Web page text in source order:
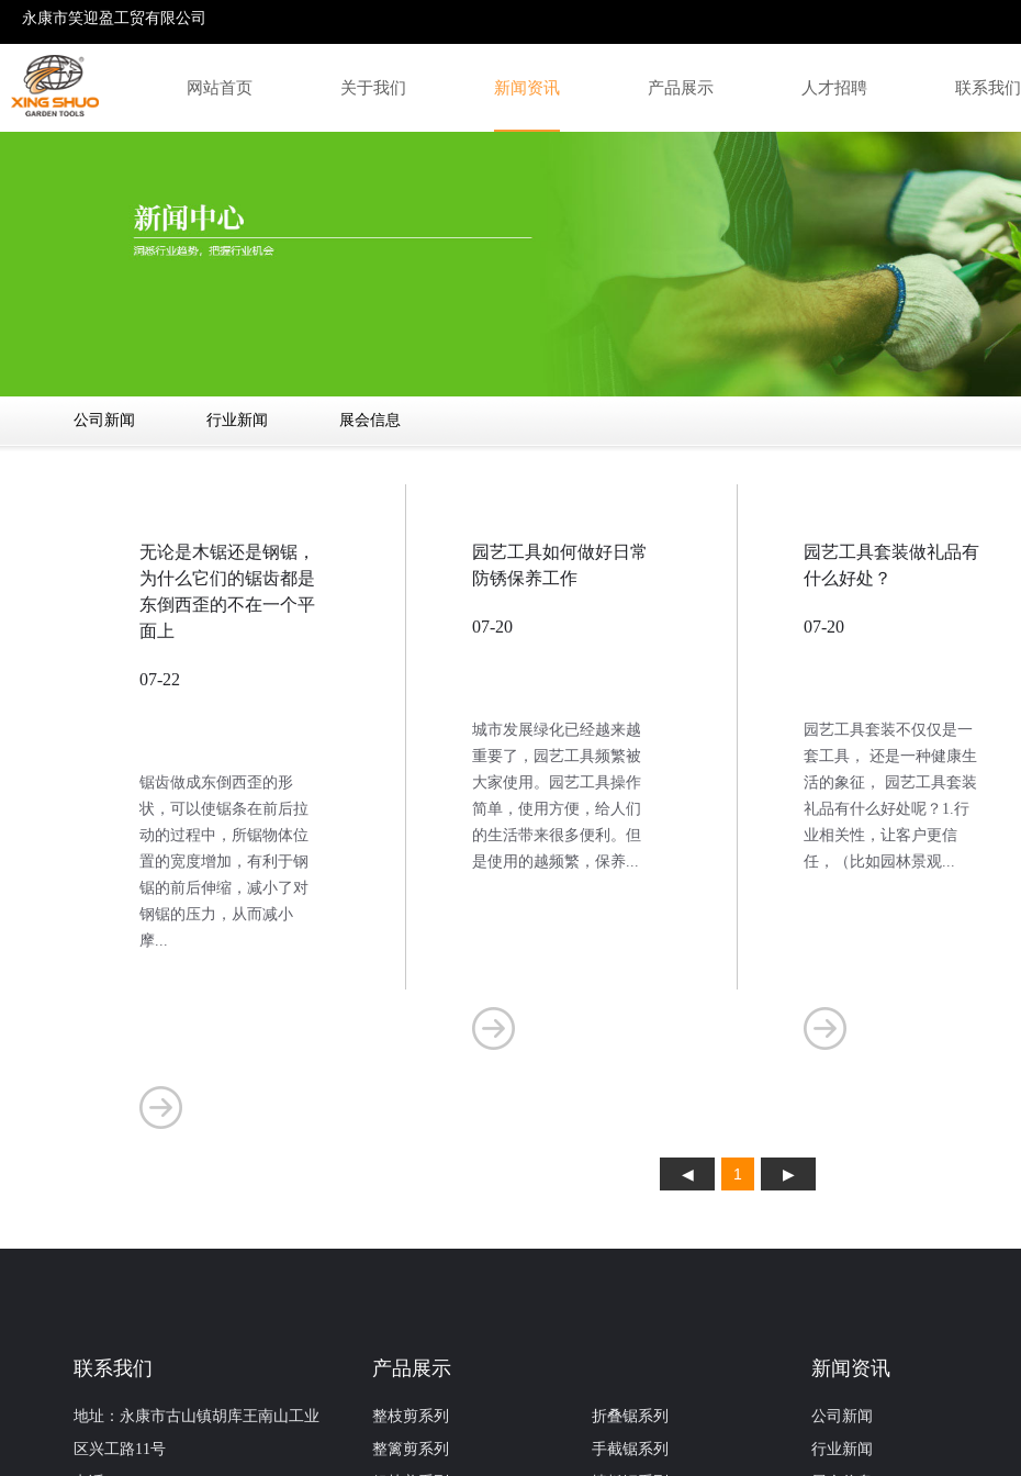
永康市笑迎盈工贸有限公司
网站首页 关于我们 新闻资讯 产品展示
高枝剪系列 三宏精品锯系列
手截锯系列 墙板锯系列 手板锯系列 铝制花具系列 园艺工具系列
人才招聘 联系我们
公司新闻 行业新闻 展会信息
无论是木锯还是钢锯，
为什么它们的锯齿都是
东倒西歪的不在一个平
面上
07-22
锯齿做成东倒西歪的形
状，可以使锯条在前后拉
动的过程中，所锯物体位
置的宽度增加，有利于钢
锯的前后伸缩，减小了对
钢锯的压力，从而减小
摩...
园艺工具如何做好日常
防锈保养工作
07-20
城市发展绿化已经越来越
重要了，园艺工具频繁被
大家使用。园艺工具操作
简单，使用方便，给人们
的生活带来很多便利。但
是使用的越频繁，保养...
园艺工具套装做礼品有
什么好处？
07-20
园艺工具套装不仅仅是一
套工具， 还是一种健康生
活的象征， 园艺工具套装
礼品有什么好处呢？1.行
业相关性，让客户更信
任，（比如园林景观...
1
联系我们
地址：永康市古山镇胡库王南山工业
区兴工路11号
产品展示
整枝剪系列
整篱剪系列
折叠锯系列
手截锯系列
新闻资讯
公司新闻
行业新闻